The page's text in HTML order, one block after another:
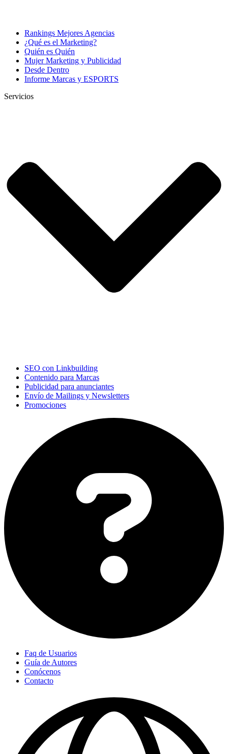
Rankings Mejores Agencias
¿Qué es el Marketing?
Quién es Quién
Mujer Marketing y Publicidad
Desde Dentro
Informe Marcas y ESPORTS
Servicios
SEO con Linkbuilding
Contenido para Marcas
Publicidad para anunciantes
Envío de Mailings y Newsletters
Promociones
Faq de Usuarios
Guía de Autores
Conócenos
Contacto